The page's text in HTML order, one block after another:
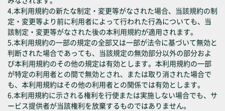
4.本利用規約の新たな制定・変更等がなされた場合、当該規約の制
定・変更等より前に利用者によって行われた行為についても、当
該制定・変更等がなされた後の本利用規約が適用されます。
5.本利用規約の一部の規定の全部又は一部が法令に基づいて無効と
判断された場合であっても、当該規定の無効部分以外の部分およ
び本利用規約のその他の規定は有効とします。本利用規約の一部
が特定の利用者との間で無効とされ、または取り消された場合で
も、本利用規約はその他の利用者との関係では有効とします。
6.本利用規約に示される権利を行使または実施しない場合でも、サ
ービス提供者が当該権利を放棄するものではありません。